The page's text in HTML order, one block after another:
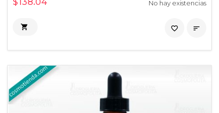
No hay existencias
 
favorite_border